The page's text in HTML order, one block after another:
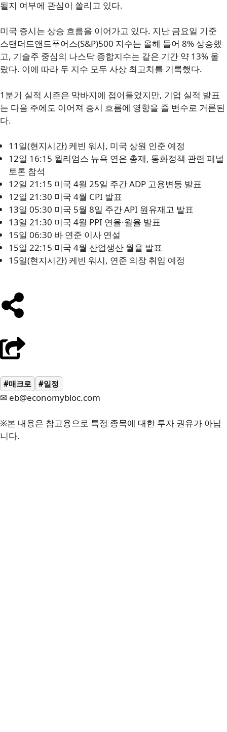
될지 여부에 관심이 쏠리고 있다.
미국 증시는 상승 흐름을 이어가고 있다. 지난 금요일 기준
스탠더드앤드푸어스(S&P)500 지수는 올해 들어 8% 상승했
고, 기술주 중심의 나스닥 종합지수는 같은 기간 약 13% 올
랐다. 이에 따라 두 지수 모두 사상 최고치를 기록했다.
1분기 실적 시즌은 막바지에 접어들었지만, 기업 실적 발표
는 다음 주에도 이어져 증시 흐름에 영향을 줄 변수로 거론된
다.
11일(현지시간) 케빈 워시, 미국 상원 인준 예정
12일 16:15 윌리엄스 뉴욕 연은 총재, 통화정책 관련 패널
토론 참석
12일 21:15 미국 4월 25일 주간 ADP 고용변동 발표
12일 21:30 미국 4월 CPI 발표
13일 05:30 미국 5월 8일 주간 API 원유재고 발표
13일 21:30 미국 4월 PPI 연율·월율 발표
15일 06:30 바 연준 이사 연설
15일 22:15 미국 4월 산업생산 월율 발표
15일(현지시간) 케빈 워시, 연준 의장 취임 예정
#매크로 #일정
✉ eb@economybloc.com
※본 내용은 참고용으로 특정 종목에 대한 투자 권유가 아닙
니다.